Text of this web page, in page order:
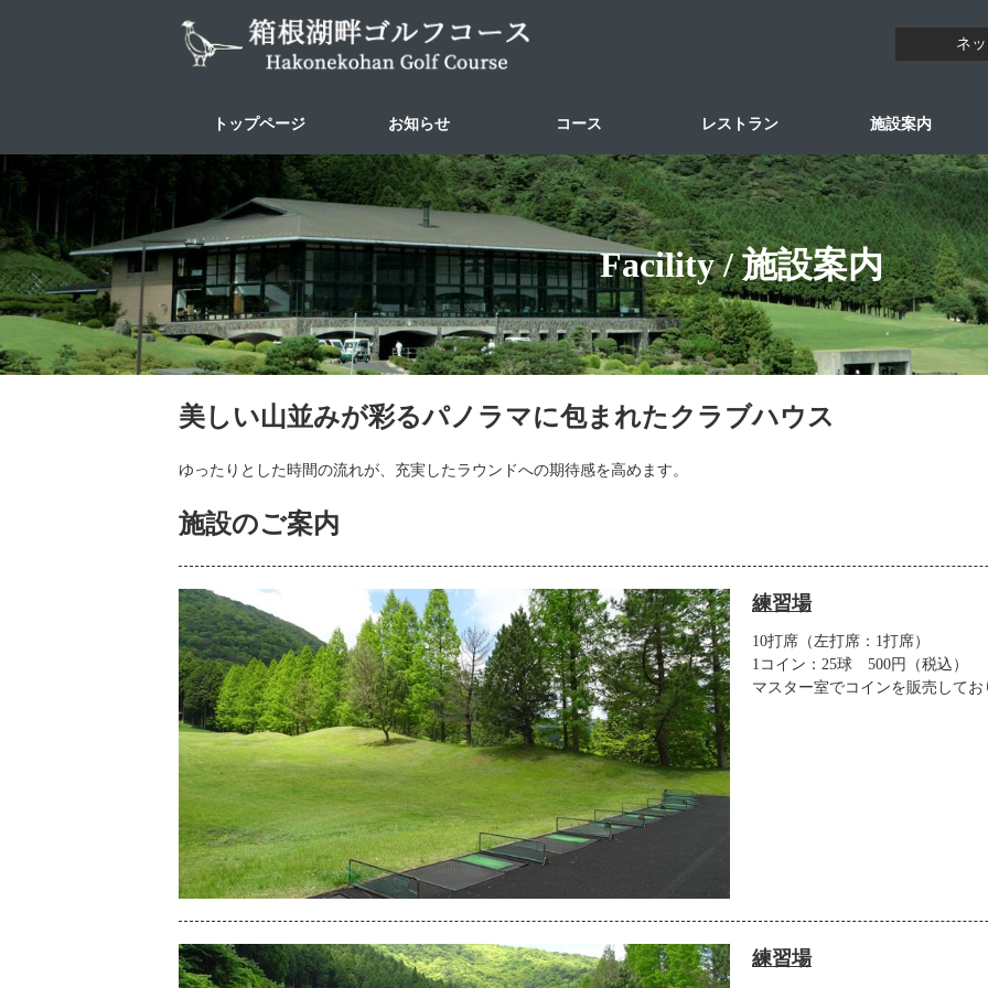
ネ
トップページ お知らせ コース レストラン 施設案内
Facility / 施設案内
美しい山並みが彩るパノラマに包まれたクラブハウス
ゆったりとした時間の流れが、充実したラウンドへの期待感を高めます。
施設のご案内
練習場
10打席（左打席：1打席）
1コイン：25球 500円（税込）
マスター室でコインを販売してお
練習場